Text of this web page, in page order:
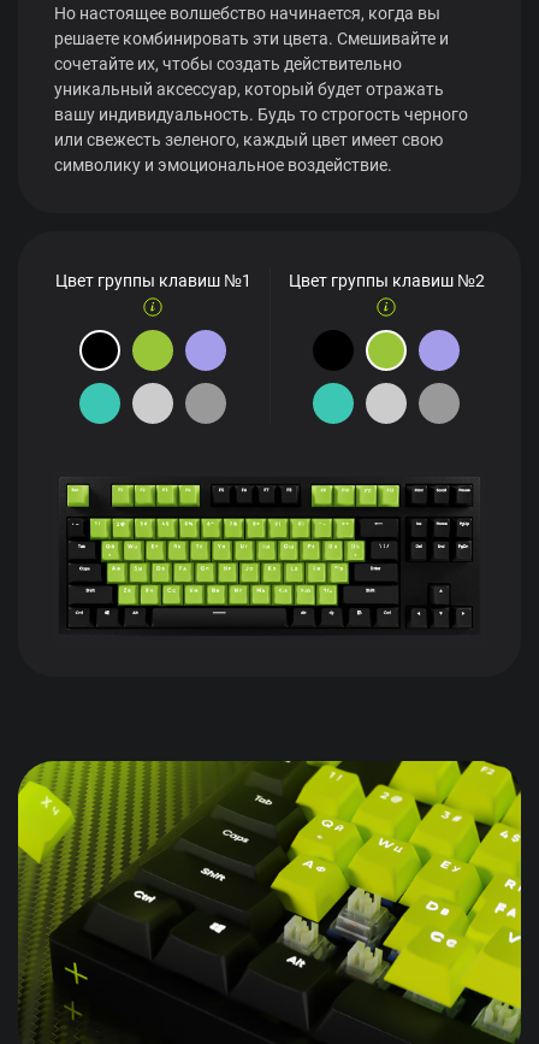
Но настоящее волшебство начинается, когда вы
решаете комбинировать эти цвета. Смешивайте и
сочетайте их, чтобы создать действительно
уникальный аксессуар, который будет отражать
вашу индивидуальность. Будь то строгость черного
или свежесть зеленого, каждый цвет имеет свою
символику и эмоциональное воздействие.
Цвет группы клавиш №1 Цвет группы клавиш №2